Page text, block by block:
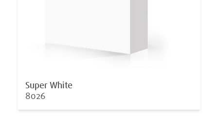
Super White
8026